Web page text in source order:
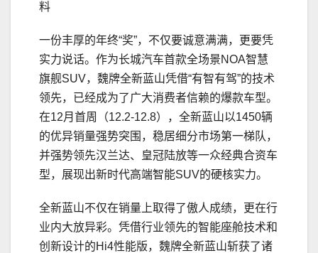
料
一份丰厚的年终“奖”，不仅要诚意满满，更要凭
实力说话。作为长城汽车首款全场景NOA智慧
旗舰SUV，魏牌全新蓝山凭借“有智有驾”的技术
领先，已经成为了广大消费者信赖的爆款车型。
在12月首周（12.2-12.8），全新蓝山以1450辆
的优异销量强势突围，稳居细分市场第一梯队，
并强势领先汉兰达、皇冠陆放等一众经典合资车
型，展现出新时代高端智能SUV的硬核实力。
全新蓝山不仅在销量上取得了傲人成绩，更在行
业内大放异彩。凭借行业领先的智能座舱技术和
创新设计的Hi4性能版，魏牌全新蓝山斩获了诸